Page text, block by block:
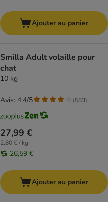
Ajouter au panier
Smilla Adult volaille pour
chat
10 kg
27,99 €
2,80 € / kg
26,59 €
Avis: 4.4/5 (583)
Ajouter au panier